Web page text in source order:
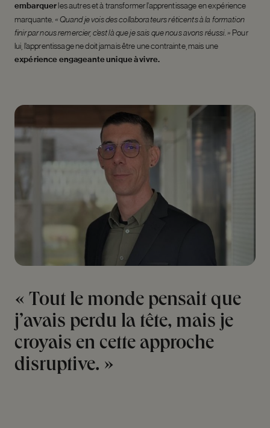
embarquerles autres et à transformer l’apprentissage en expérience
marquante. « Quand je vois des collaborateurs réticents à la formation
finir par nous remercier, c’est là que je sais que nous avons réussi. » Pour
lui, l’apprentissage ne doit jamais être une contrainte, mais une
expérience engageante unique à vivre.
« Tout le monde pensait que
j’avais perdu la tête, mais je
croyais en cette approche
disruptive. »